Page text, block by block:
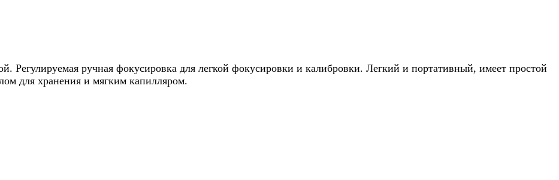
Регулируемая ручная фокусировка для легкой фокусировки и калибровки. Легкий и портативный, имеет простой
для хранения и мягким капилляром.